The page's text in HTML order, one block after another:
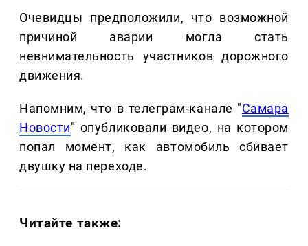
Очевидцы предположили, что возможной
причиной аварии могла стать
невнимательность участников дорожного
движения.
Напомним, что в телеграм-канале "Самара
Новости" опубликовали видео, на котором
попал момент, как автомобиль сбивает
двушку на переходе.
Читайте также: